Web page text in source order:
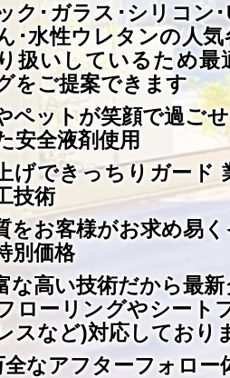
ク･ガラス･シリコン
･水性ウレタンの人
扱いしているため最
をご提案できます
ペットが笑顔で過ご
安全液剤使用
げできっちりガード
技術
をお客様がお求め易
別価格
な高い技術だから最
ローリングやシート
スなど)対応しており
全なアフターフォロー